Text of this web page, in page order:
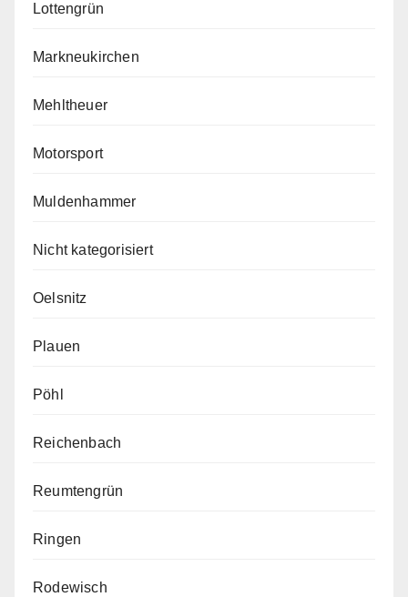
Lottengrün
Markneukirchen
Mehltheuer
Motorsport
Muldenhammer
Nicht kategorisiert
Oelsnitz
Plauen
Pöhl
Reichenbach
Reumtengrün
Ringen
Rodewisch